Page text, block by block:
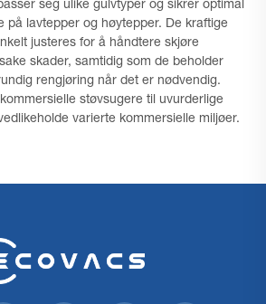
seg ulike gulvtyper og sikrer optimal
på lavtepper og høytepper. De kraftige
justeres for å håndtere skjøre
skader, samtidig som de beholder
rengjøring når det er nødvendig.
støvsugere til uvurderlige
varierte kommersielle miljøer.